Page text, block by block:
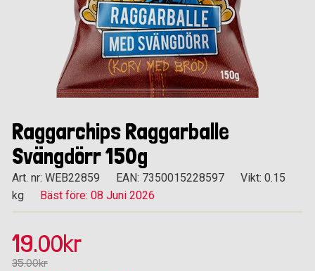
Raggarchips Raggarballe
Svängdörr 150g
Art. nr: WEB22859 EAN: 7350015228597
Vikt: 0.15
kg
Bäst före: 08 Juni 2026
19.00kr
35.00kr